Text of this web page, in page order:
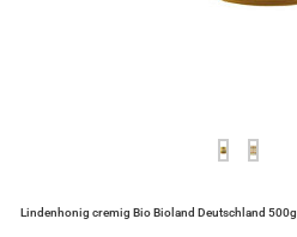
Lindenhonig cremig Bio Bioland Deutschland 500g